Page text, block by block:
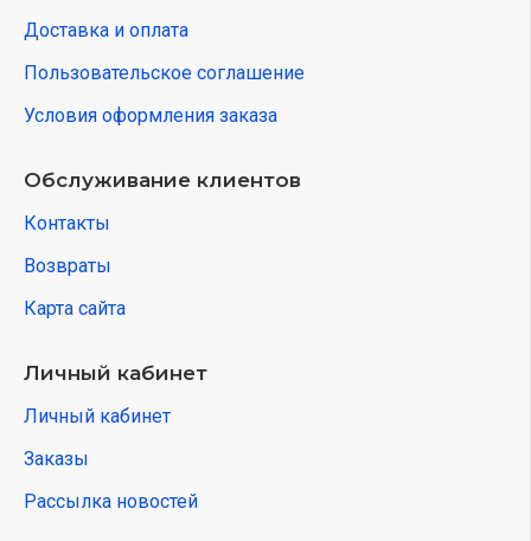
Доставка и оплата
Пользовательское соглашение
Условия оформления заказа
Обслуживание клиентов
Контакты
Возвраты
Карта сайта
Личный кабинет
Личный кабинет
Заказы
Рассылка новостей